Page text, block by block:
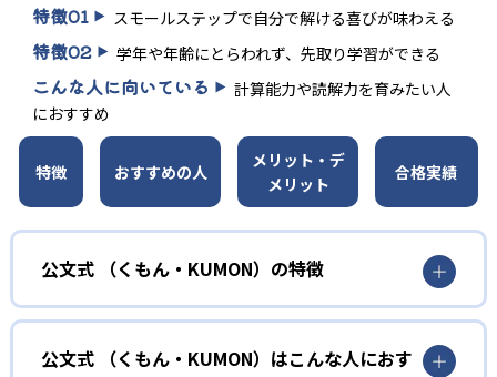
特徴01 スモールステップで自分で解ける喜びが味わえる
特徴02 学年や年齢にとらわれず、先取り学習ができる
こんな人に向いている
計算能力や読解力を育みたい人
におすすめ
特徴 おすすめの人
メリット・デ
メリット
合格実績
公文式 （くもん・KUMON）の特徴
01
無学年式の学力別学習
KUMONでは、年齢や学年にとらわれずに、一人ひとりの学
公文式 （くもん・KUMON）はこんな人におす